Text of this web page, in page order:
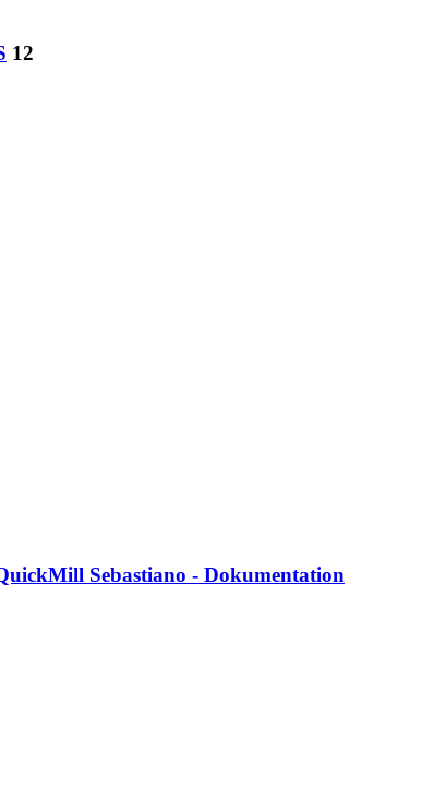
12
Sebastiano - Dokumentation